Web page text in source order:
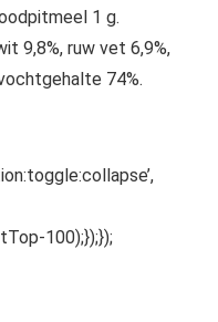
1 g.
9,8%, ruw vet 6,9%,
74%.
100);});});